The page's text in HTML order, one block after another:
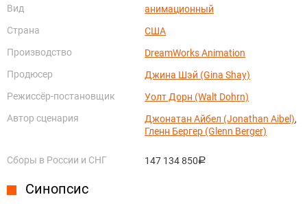
Вид
анимационный
Страна
США
Производство
DreamWorks Animation
Продюсер
Джина Шэй (Gina Shay)
Режиссёр-постановщик
Уолт Дорн (Walt Dohrn)
Автор сценария
Джонатан Айбел (Jonathan Aibel),
Гленн Бергер (Glenn Berger)
Сборы в России и СНГ 147 134 850руб.
Синопсис